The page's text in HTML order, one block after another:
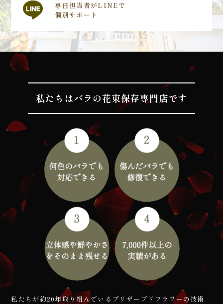
専任担当者がLINEで
個別サポート
私たちはバラの花束保存専門店です
私たちが約20年取り組んでいるプリザーブドフラワーの技術